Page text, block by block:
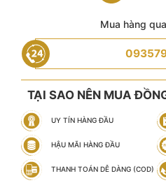
Mua hàng
TẠI SAO NÊN MUA
UY TÍN HÀNG ĐẦU
HẬU MÃI HÀNG ĐẦU
THANH TOÁN DỄ DÀNG (COD)